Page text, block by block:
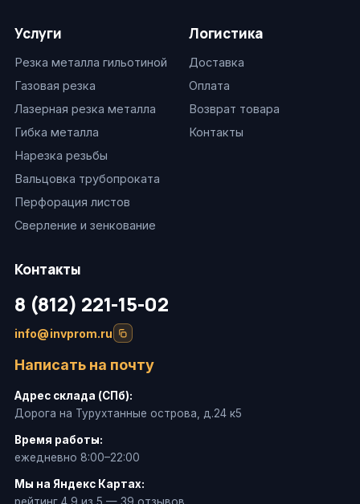
Услуги
Резка металла гильотиной
Газовая резка
Лазерная резка металла
Гибка металла
Нарезка резьбы
Вальцовка трубопроката
Перфорация листов
Сверление и зенкование
Логистика
Доставка
Оплата
Возврат товара
Контакты
Контакты
8 (812) 221-15-02
info@invprom.ru
Написать на почту
Адрес склада (СПб):
Дорога на Турухтанные острова, д.24 к5
Время работы:
ежедневно 8:00–22:00
Мы на Яндекс Картах: